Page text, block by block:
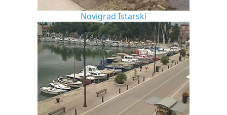
Novigrad Istarski